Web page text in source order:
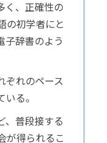
く、正確性の
の初学者にと
子辞書のよう
ぞれのペース
る。
、普段接する
が得られるこ